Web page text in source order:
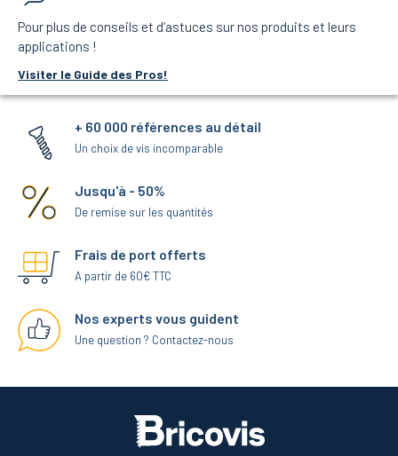
Pour plus de conseils et d’astuces sur nos produits et leurs
applications !
Visiter le Guide des Pros!
+ 60 000 références au détail
Un choix de vis incomparable
Jusqu'à - 50%
De remise sur les quantités
Frais de port offerts
A partir de 60€ TTC
Nos experts vous guident
Une question ? Contactez-nous